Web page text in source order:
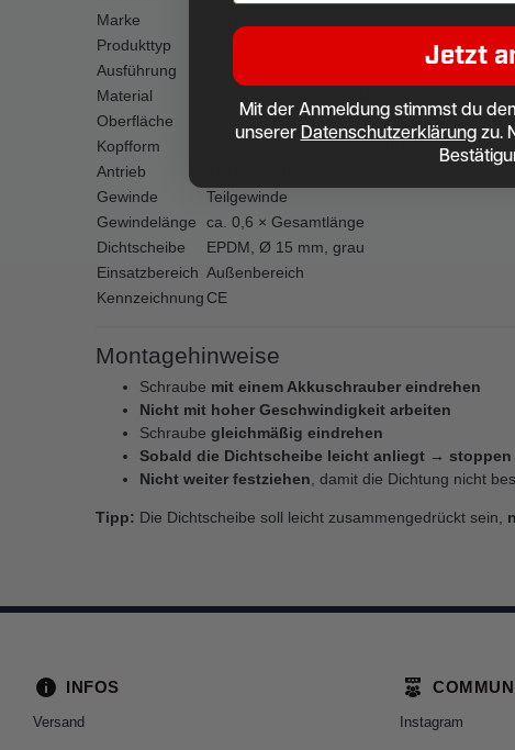
Marke
Produkttyp
Spenglerschraube / Dichtschraube
Ausführung
2-teilig (Schraube + Dichtscheibe)
Material
Oberfläche
Blank
Kopfform
Linsensenkkopf (ähnlich DIN 7995)
Antrieb
Gewinde
Teilgewinde
Gewindelänge
ca. 0,6 × Gesamtlänge
Dichtscheibe
EPDM, Ø 15 mm, grau
Einsatzbereich Außenbereich
Kennzeichnung CE
Montagehinweise
Schraube mit einem Akkuschrauber eindrehen
Nicht mit hoher Geschwindigkeit arbeiten
Schraube gleichmäßig eindrehen
Sobald die Dichtscheibe leicht anliegt → stoppen
Nicht weiter festziehen , damit die Dichtung nicht
Tipp: Die Dichtscheibe soll leicht zusammengedrückt sein,
INFOS
Versand Instagram
Jetzt
Mit der Anmeldung stimmst du
unserer Datenschutzerklärungzu.